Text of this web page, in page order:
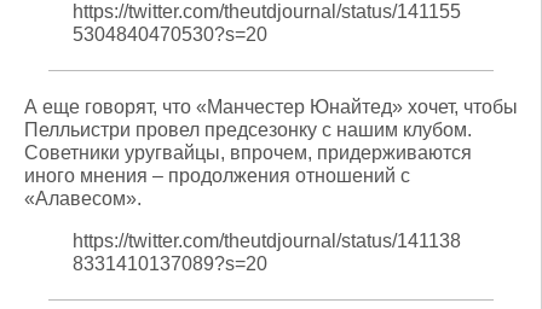
https://twitter.com/theutdjournal/status/141155
5304840470530?s=20
А еще говорят, что «Манчестер Юнайтед» хочет, чтобы
Пелльистри провел предсезонку с нашим клубом.
Советники уругвайцы, впрочем, придерживаются
иного мнения – продолжения отношений с
«Алавесом».
https://twitter.com/theutdjournal/status/141138
8331410137089?s=20